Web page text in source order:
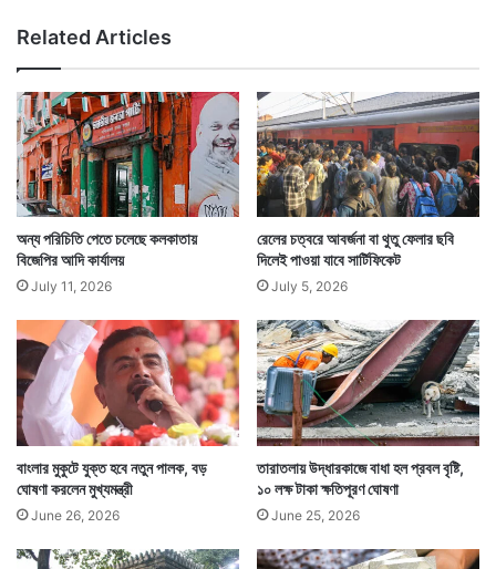
প
দ
কে
র
আ
র
ও
কা
ছে
সা
নি
-
বো
পা
ন্না
Related Articles
অন্য পরিচিতি পেতে চলেছে কলকাতায়
বিজেপির আদি কার্যালয়
July 11, 2026
রেলের চত্বরে আবর্জনা বা থুতু ফেলার ছবি
দিলেই পাওয়া যাবে সার্টিফিকেট
July 5, 2026
বাংলার মুকুটে যুক্ত হবে নতুন পালক, বড়
ঘোষণা করলেন মুখ্যমন্ত্রী
June 26, 2026
তারাতলায় উদ্ধারকাজে বাধা হল প্রবল বৃষ্টি,
১০ লক্ষ টাকা ক্ষতিপূরণ ঘোষণা
June 25, 2026